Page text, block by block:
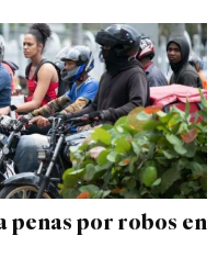
penas por robos en